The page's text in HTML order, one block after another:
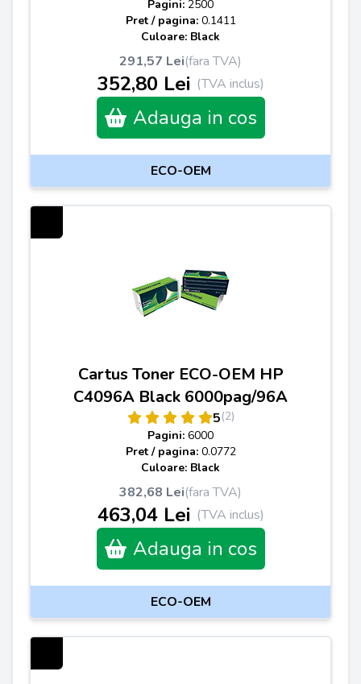
Pagini: 2500
Pret / pagina: 0.1411
Culoare: Black
291,57 Lei(fara TVA)
352,80 Lei (TVA inclus)
Adauga in cos
ECO-OEM
Cartus Toner ECO-OEM HP
C4096A Black 6000pag/96A
5(2)
Pagini: 6000
Pret / pagina: 0.0772
Culoare: Black
382,68 Lei(fara TVA)
463,04 Lei (TVA inclus)
Adauga in cos
ECO-OEM